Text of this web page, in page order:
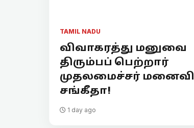
TAMIL NADU
விவாகரத்து மனுவை
திரும்பப் பெற்றார்
முதலமைச்சர் மனைவி
சங்கீதா!
1 day ago